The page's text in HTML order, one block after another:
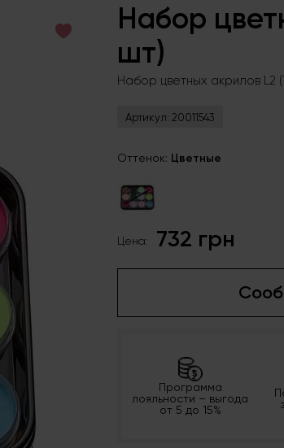
Набор
шт)
Набор цветных акрилов L2
Артикул: 20011543
Оттенок: Цветные
Цена: 732 грн
Программа
лояльности – выгода
от 5 до 15%